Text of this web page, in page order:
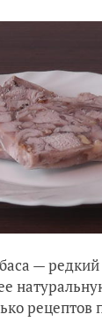
—
рецептов